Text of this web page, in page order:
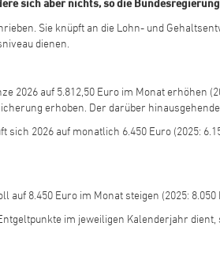
sich aber nichts, so die
Sie knüpft an die Lohn- und
dienen.
auf 5.812,50 Euro im Monat erhöhen
erhoben. Der darüber
2026 auf monatlich 6.450 Euro (2025:
8.450 Euro im Monat steigen (2025: 8.050
im jeweiligen Kalenderjahr